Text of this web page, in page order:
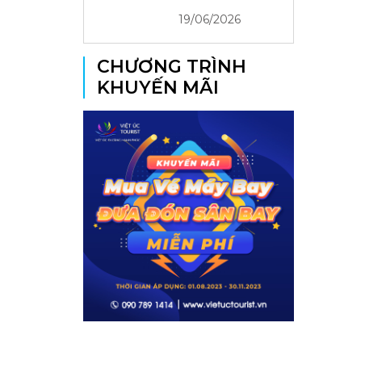
19/06/2026
CHƯƠNG TRÌNH
KHUYẾN MÃI